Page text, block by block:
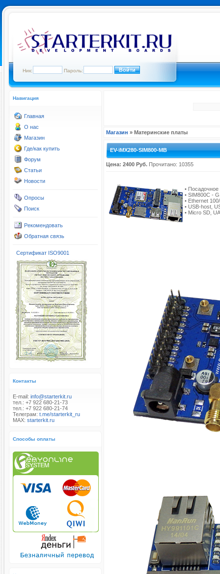
Ник: Пароль:
Навигация
Главная
О нас
Магазин
Где/как купить
Форум
Статьи
Новости
Опросы
Поиск
Рекомендовать
Обратная связь
Сертификат ISO9001
Контакты
E-mail: info@starterkit.ru
тел.: +7 922 680-21-73
тел.: +7 922 680-21-74
Телеграм: t.me/starterkit_ru
MAX: starterkit.ru
Способы оплаты
Магазин » Материнские платы
EV-iMX280-SIM800-MB
Цена: 2400 Руб. Прочитано: 10355
•
• SIM800C -
• Ethernet
• USB-host,
• Micro SD,